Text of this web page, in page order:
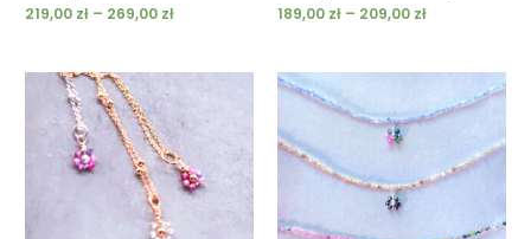
219,00 zł – 269,00 zł 189,00 zł – 209,00 zł
cen:
od
59,00 zł
do
159,00 zł
od
219,00 zł